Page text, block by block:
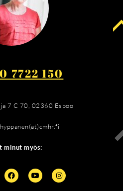
7722 150
7 C 70, 02360 Espoo
minut myös: